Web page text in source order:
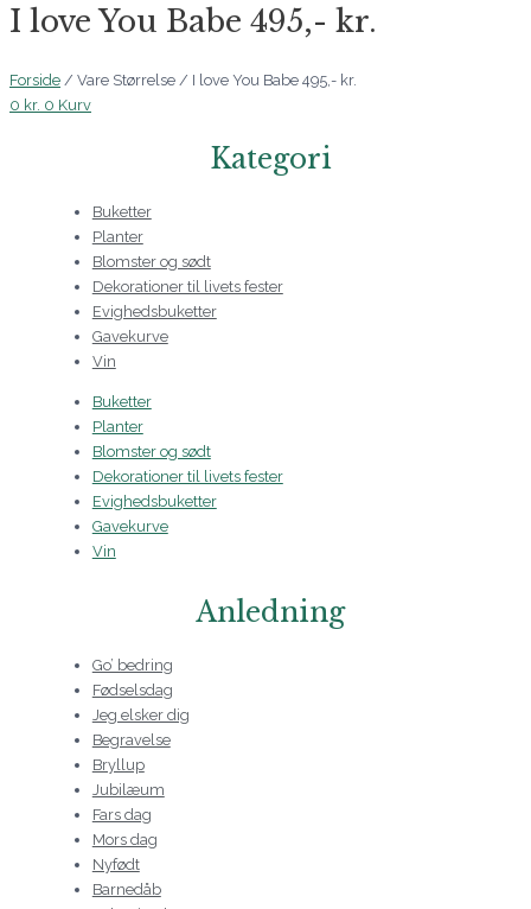
I love You Babe 495,- kr.
Forside / Vare Størrelse / I love You Babe 495,- kr.
0 kr. 0 Kurv
Kategori
Buketter
Planter
Blomster og sødt
Dekorationer til livets fester
Evighedsbuketter
Gavekurve
Vin
Buketter
Planter
Blomster og sødt
Dekorationer til livets fester
Evighedsbuketter
Gavekurve
Vin
Anledning
Go’ bedring
Fødselsdag
Jeg elsker dig
Begravelse
Bryllup
Jubilæum
Fars dag
Mors dag
Nyfødt
Barnedåb